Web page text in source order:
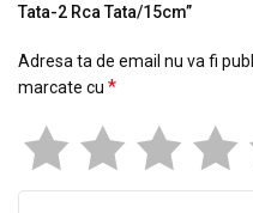
Tata-2 Rca Tata/15cm”
Adresa ta de email nu va fi
marcate cu *